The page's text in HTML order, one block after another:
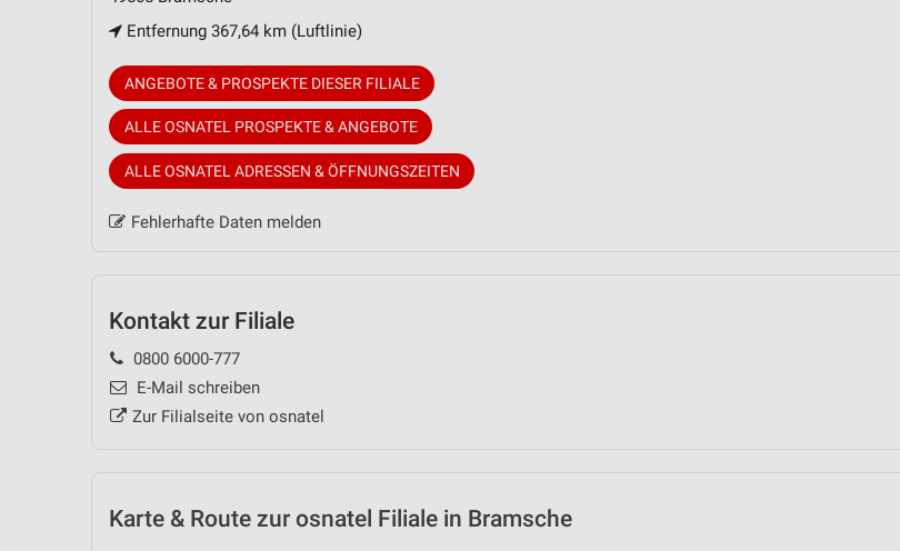
Entfernung 367,64 km (Luftlinie)
ANGEBOTE & PROSPEKTE DIESER FILIALE
ALLE OSNATEL PROSPEKTE & ANGEBOTE
ALLE OSNATEL ADRESSEN & ÖFFNUNGSZEITEN
Fehlerhafte Daten melden
Kontakt zur Filiale
0800 6000-777
E-Mail schreiben
Zur Filialseite von osnatel
Karte & Route zur osnatel Filiale in Bramsche